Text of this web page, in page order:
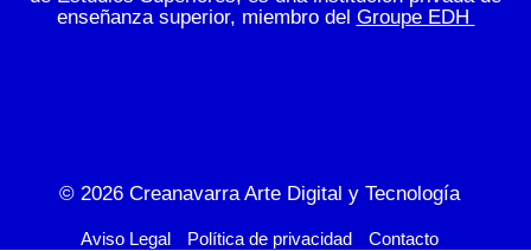
enseñanza superior, miembro del Groupe EDH
© 2026 Creanavarra Arte Digital y Tecnología
Aviso Legal Política de privacidad Contacto